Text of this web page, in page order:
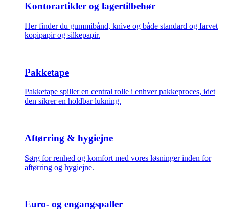
Kontorartikler og lagertilbehør
Her finder du gummibånd, knive og både standard og farvet
kopipapir og silkepapir.
Pakketape
Pakketape spiller en central rolle i enhver pakkeproces, idet
den sikrer en holdbar lukning.
Aftørring & hygiejne
Sørg for renhed og komfort med vores løsninger inden for
aftørring og hygiejne.
Euro- og engangspaller